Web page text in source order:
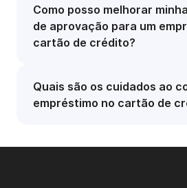
Como posso melhorar
de aprovação para um
cartão de crédito?
Quais são os cuidados ao
empréstimo no cartão de